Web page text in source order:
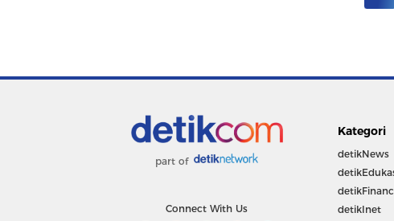
part of
Connect With Us
Kategori
detikNews
detikInet